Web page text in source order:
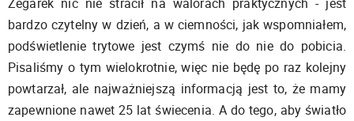
bardzo czytelny w dzień, a w ciemności, jak wspomniałem,
podświetlenie trytowe jest czymś nie do nie do pobicia.
Pisaliśmy o tym wielokrotnie, więc nie będę po raz kolejny
powtarzał, ale najważniejszą informacją jest to, że mamy
zapewnione nawet 25 lat świecenia. A do tego, aby światło